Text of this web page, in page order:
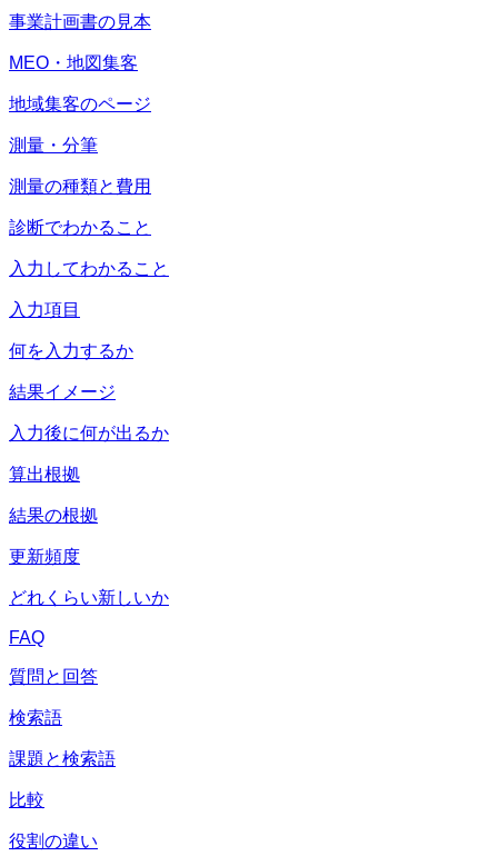
事業計画書の見本
MEO・地図集客
地域集客のページ
測量・分筆
測量の種類と費用
診断でわかること
入力してわかること
入力項目
何を入力するか
結果イメージ
入力後に何が出るか
算出根拠
結果の根拠
更新頻度
どれくらい新しいか
FAQ
質問と回答
検索語
課題と検索語
比較
役割の違い